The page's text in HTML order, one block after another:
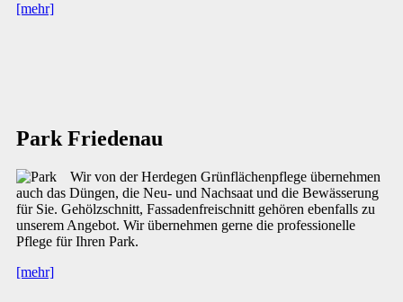
[mehr]
Park Friedenau
Wir von der Herdegen Grünflächenpflege übernehmen
auch das Düngen, die Neu- und Nachsaat und die Bewässerung
für Sie. Gehölzschnitt, Fassadenfreischnitt gehören ebenfalls zu
unserem Angebot. Wir übernehmen gerne die professionelle
Pflege für Ihren Park.
[mehr]